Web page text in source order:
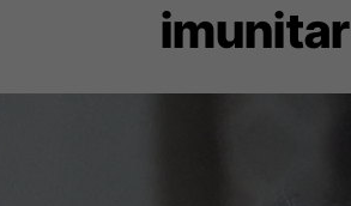
imunitar